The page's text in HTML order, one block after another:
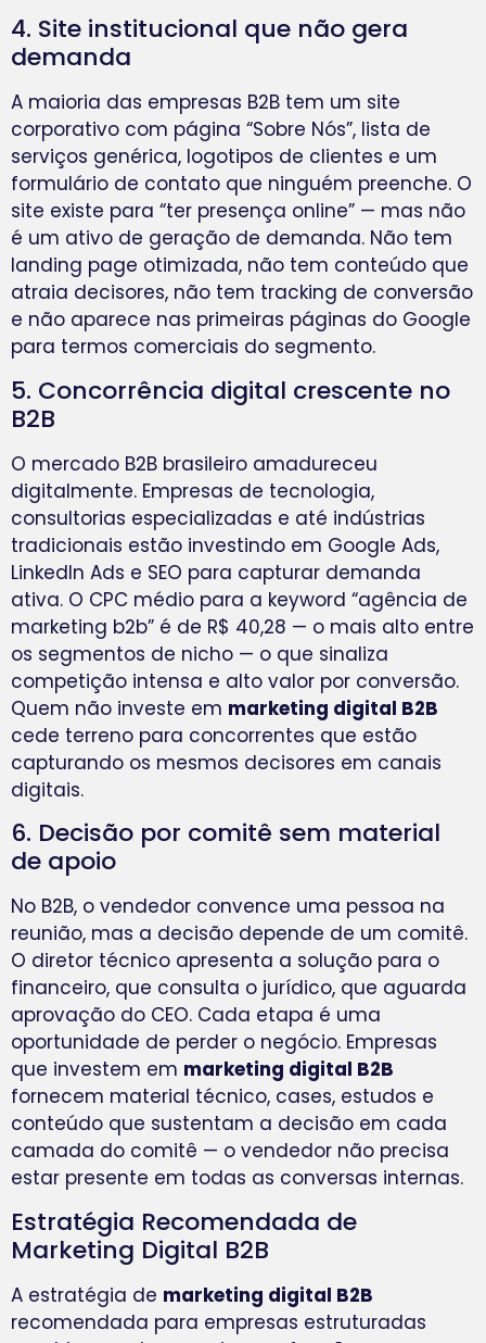
4. Site institucional que não gera
demanda
A maioria das empresas B2B tem um site
corporativo com página “Sobre Nós”, lista de
serviços genérica, logotipos de clientes e um
formulário de contato que ninguém preenche. O
site existe para “ter presença online” — mas não
é um ativo de geração de demanda. Não tem
landing page otimizada, não tem conteúdo que
atraia decisores, não tem tracking de conversão
e não aparece nas primeiras páginas do Google
para termos comerciais do segmento.
5. Concorrência digital crescente no
B2B
O mercado B2B brasileiro amadureceu
digitalmente. Empresas de tecnologia,
consultorias especializadas e até indústrias
tradicionais estão investindo em Google Ads,
LinkedIn Ads e SEO para capturar demanda
ativa. O CPC médio para a keyword “agência de
marketing b2b” é de R$ 40,28 — o mais alto entre
os segmentos de nicho — o que sinaliza
competição intensa e alto valor por conversão.
Quem não investe em marketing digital B2B
cede terreno para concorrentes que estão
capturando os mesmos decisores em canais
digitais.
6. Decisão por comitê sem material
de apoio
No B2B, o vendedor convence uma pessoa na
reunião, mas a decisão depende de um comitê.
O diretor técnico apresenta a solução para o
financeiro, que consulta o jurídico, que aguarda
aprovação do CEO. Cada etapa é uma
oportunidade de perder o negócio. Empresas
que investem em marketing digital B2B
fornecem material técnico, cases, estudos e
conteúdo que sustentam a decisão em cada
camada do comitê — o vendedor não precisa
estar presente em todas as conversas internas.
Estratégia Recomendada de
Marketing Digital B2B
A estratégia de marketing digital B2B
recomendada para empresas estruturadas